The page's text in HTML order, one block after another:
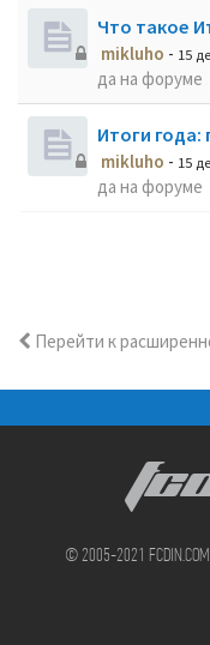
Что такое
mikluho - 15
да на форуме
Итоги
mikluho - 15
да на форуме
Перейти к
© 2005-2021